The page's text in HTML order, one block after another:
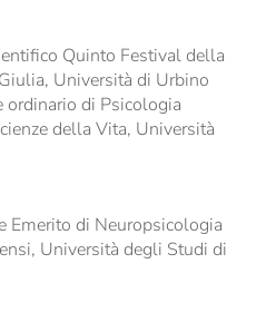
Quinto Festival della
Università di Urbino
di Psicologia
della Vita, Università
Emerito di Neuropsicologia
Università degli Studi di